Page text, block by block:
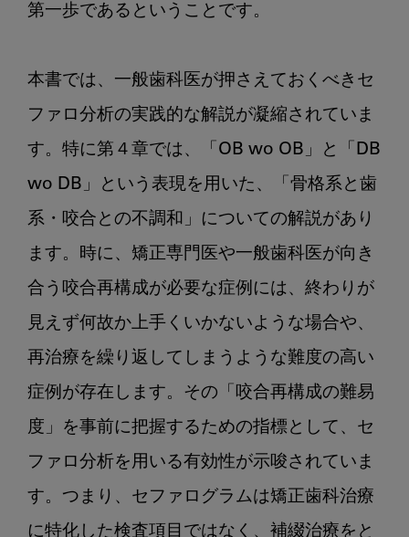
第一歩であるということです。
本書では、一般歯科医が押さえておくべきセ
ファロ分析の実践的な解説が凝縮されていま
す。特に第４章では、「OB wo OB」と「DB
wo DB」という表現を用いた、「骨格系と歯
系・咬合との不調和」についての解説があり
ます。時に、矯正専門医や一般歯科医が向き
合う咬合再構成が必要な症例には、終わりが
見えず何故か上手くいかないような場合や、
再治療を繰り返してしまうような難度の高い
症例が存在します。その「咬合再構成の難易
度」を事前に把握するための指標として、セ
ファロ分析を用いる有効性が示唆されていま
す。つまり、セファログラムは矯正歯科治療
に特化した検査項目ではなく、補綴治療をと